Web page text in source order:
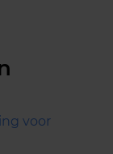
voor